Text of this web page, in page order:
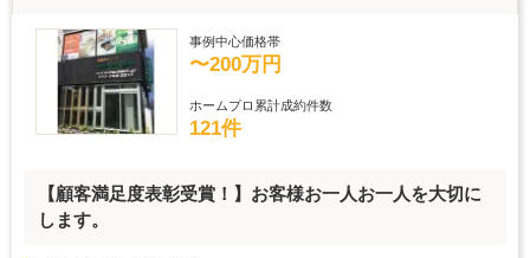
事例中心価格帯
〜200万円
ホームプロ累計成約件数
121件
【顧客満足度表彰受賞！】お客様お一人お一人を大切に
します。